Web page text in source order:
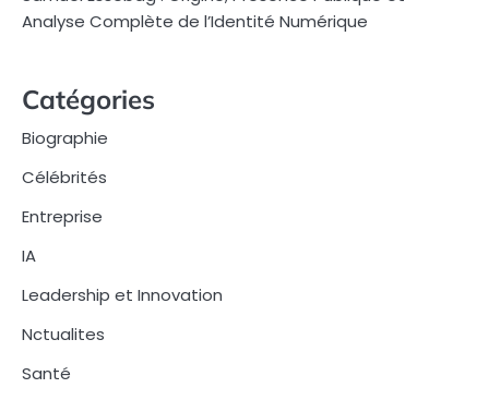
Analyse Complète de l’Identité Numérique
Catégories
Biographie
Célébrités
Entreprise
IA
Leadership et Innovation
Nctualites
Santé